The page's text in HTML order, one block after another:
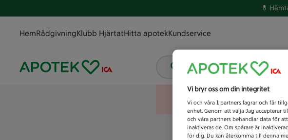
💊
HemRådgivningKlubb HjärtatHitta apotekKundservice
Vad letar du efter idag?
Vi bryr oss om din integritet
Vi och våra 1 partners lagrar och får
enhet. Genom att välja Jag accepterar
och våra partners behandlar data för
inaktiveras de. Om spårare är
för dig. Du kan återkomma till denna